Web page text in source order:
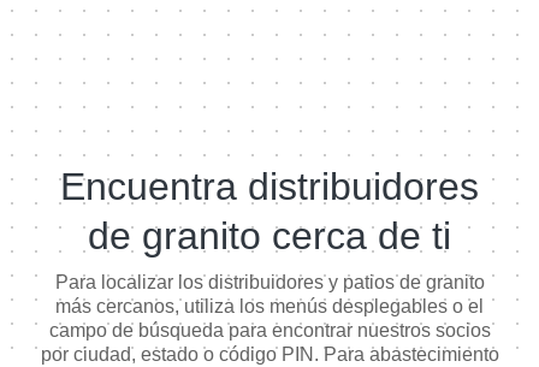
Encuentra distribuidores
de granito cerca de ti
Para localizar los distribuidores y patios de granito
más cercanos, utiliza los menús desplegables o el
campo de búsqueda para encontrar nuestros socios
por ciudad, estado o código PIN. Para abastecimiento